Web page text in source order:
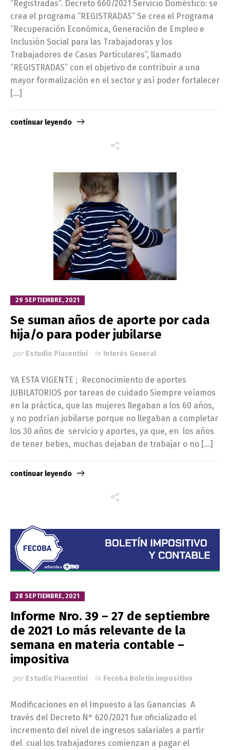
“Registradas”. Decreto 660/2021 Servicio Doméstico: se
crea el programa “REGISTRADAS” Se crea el Programa
“Recuperación Económica, Generación de Empleo e
Inclusión Social para las Trabajadoras y los
Trabajadores de Casas Particulares”, llamado
“REGISTRADAS” con el objetivo de contribuir a una
mayor formalización en el sector y así poder fortalecer
[…]
continuar leyendo
29 SEPTIEMBRE, 2021
Se suman años de aporte por cada
hija/o para poder jubilarse
por Estudio Piacentini in Interés General
YA ESTA VIGENTE ; Reconocimiento de aportes
JUBILATORIOS por tareas de cuidado Siempre veíamos
en la práctica, que las mujeres llegaban a los 60 años,
y no podrían jubilarse porque no llegaban a completar
los 30 años de servicio y aportes, ya que, en los años
de tener bebes, muchas dejaban de trabajar o no […]
continuar leyendo
28 SEPTIEMBRE, 2021
Informe Nro. 39 – 27 de septiembre
de 2021 Lo más relevante de la
semana en materia contable –
impositiva
por Estudio Piacentini in Fecoba Boletín impositivo
Modificaciones en el Impuesto a las Ganancias A
través del Decreto N° 620/2021 fue oficializado el
incremento del nivel de ingresos salariales a partir
del cual los trabajadores comienzan a pagar el